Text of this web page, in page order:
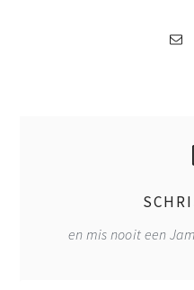
en mis nooit een